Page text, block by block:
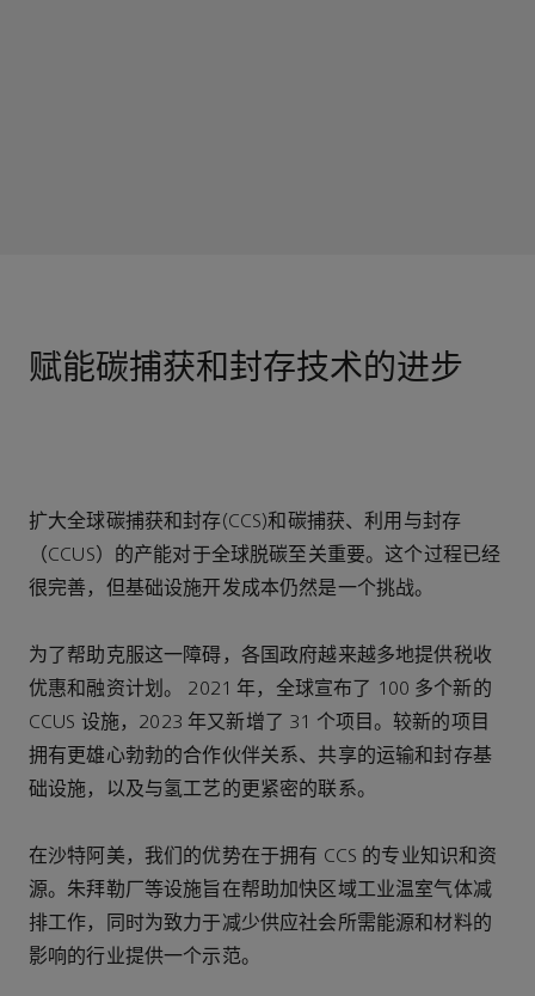
赋能碳捕获和封存技术的进步
扩大全球碳捕获和封存(CCS)和碳捕获、利用与封存
（CCUS）的产能对于全球脱碳至关重要。这个过程已经
很完善，但基础设施开发成本仍然是一个挑战。
为了帮助克服这一障碍，各国政府越来越多地提供税收
优惠和融资计划。 2021 年，全球宣布了 100 多个新的
CCUS 设施，2023 年又新增了 31 个项目。较新的项目
拥有更雄心勃勃的合作伙伴关系、共享的运输和封存基
础设施，以及与氢工艺的更紧密的联系。
在沙特阿美，我们的优势在于拥有 CCS 的专业知识和资
源。朱拜勒厂等设施旨在帮助加快区域工业温室气体减
排工作，同时为致力于减少供应社会所需能源和材料的
影响的行业提供一个示范。